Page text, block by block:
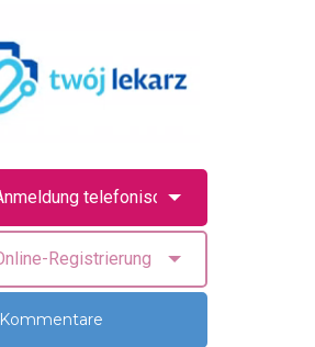
Kommentare